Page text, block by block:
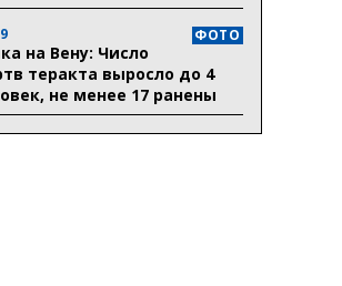
ФОТО
на Вену: Число
теракта выросло до 4
не менее 17 ранены